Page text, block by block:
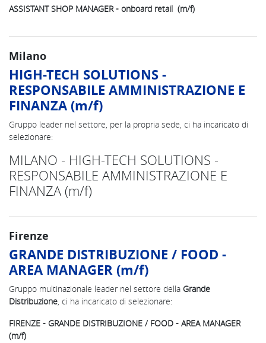
ASSISTANT SHOP MANAGER - onboard retail (m/f)
Milano
HIGH-TECH SOLUTIONS -
RESPONSABILE AMMINISTRAZIONE E
FINANZA (m/f)
Gruppo leader nel settore, per la propria sede, ci ha incaricato di
selezionare:
MILANO - HIGH-TECH SOLUTIONS -
RESPONSABILE AMMINISTRAZIONE E
FINANZA (m/f)
Firenze
GRANDE DISTRIBUZIONE / FOOD -
AREA MANAGER (m/f)
Gruppo multinazionale leader nel settore della Grande
Distribuzione , ci ha incaricato di selezionare:
FIRENZE - GRANDE DISTRIBUZIONE / FOOD - AREA MANAGER
(m/f)